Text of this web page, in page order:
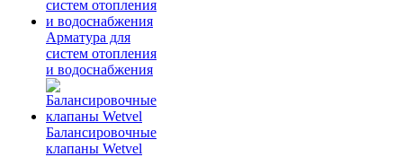
Арматура для
систем отопления
и водоснабжения
Балансировочные
клапаны Wetvel